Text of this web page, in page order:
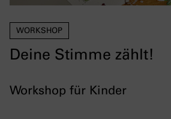
WORKSHOP
Deine Stimme zählt!
Workshop für Kinder